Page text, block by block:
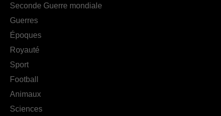
Seconde Guerre mondiale
Guerres
Époques
Royauté
Sport
Football
Animaux
Sciences